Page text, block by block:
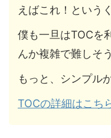
えばこれ！という
僕も一旦はTOCを
んか複雑で難しそ
もっと、シンプル
TOCの詳細はこち